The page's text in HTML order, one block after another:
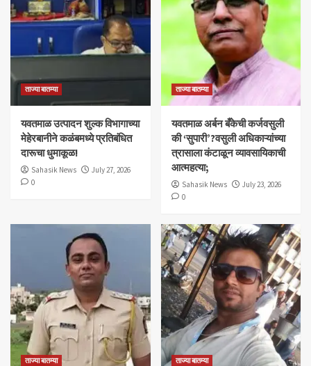
ताज्या बातम्या
यवतमाळ उत्पादन शुल्क विभागाच्या
मेहेरबानीने कळंबमध्ये प्रतिबंधित
दारूचा धुमाकूळ!
Sahasik News
July 27, 2026
0
ताज्या बातम्या
​यवतमाळ अर्बन बँकेची कर्जवसुली
की ‘सुपारी’?वसुली अधिकाऱ्यांच्या
त्रासाला कंटाळून व्यावसायिकाची
आत्महत्या;
Sahasik News
July 23, 2026
0
ताज्या बातम्या ताज्या बातम्या